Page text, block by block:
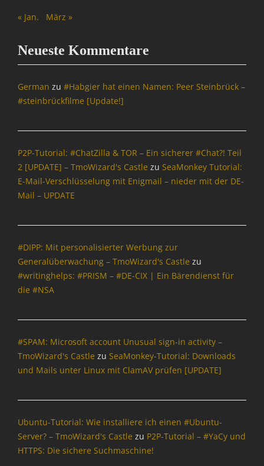
« Jan. März »
Neueste Kommentare
German zu #Habgier hat einen Namen: Peer Steinbrück –
#steinbrückfilme [Update!]
P2P-Tutorial: #ChatZilla & TOR – Ein sicherer #Chat?! Teil
2 [UPDATE] – TmoWizard's Castle zu SeaMonkey Tutorial:
E-Mail-Verschlüsselung mit Enigmail – nieder mit der DE-
Mail – UPDATE
#DIPP: Mit personalisierter Werbung zur
Generalüberwachung – TmoWizard's Castle zu
#writinghelps: #PRISM – #DE-CIX | Ein Bärendienst für
die #NSA
#SPAM: Microsoft account Unusual sign-in activity –
TmoWizard's Castle zu SeaMonkey-Tutorial: Downloads
und Mails unter Linux mit ClamAV prüfen [UPDATE]
Ubuntu-Tutorial: Wie installiere ich einen #Ubuntu-
Server? – TmoWizard's Castle zu P2P-Tutorial – #YaCy und
HTTPS: Die sichere Suchmaschine!